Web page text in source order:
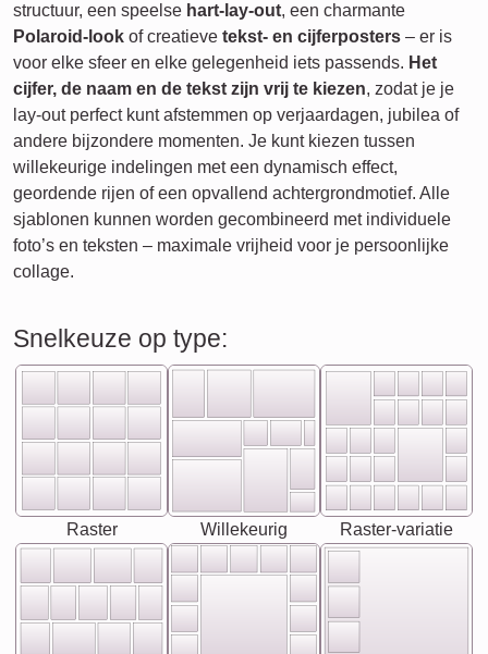
structuur, een speelse hart-lay-out, een charmante
Polaroid-look of creatieve tekst- en cijferposters – er is
voor elke sfeer en elke gelegenheid iets passends. Het
cijfer, de naam en de tekst zijn vrij te kiezen, zodat je je
lay-out perfect kunt afstemmen op verjaardagen, jubilea of
andere bijzondere momenten. Je kunt kiezen tussen
willekeurige indelingen met een dynamisch effect,
geordende rijen of een opvallend achtergrondmotief. Alle
sjablonen kunnen worden gecombineerd met individuele
foto’s en teksten – maximale vrijheid voor je persoonlijke
collage.
Snelkeuze op type:
Raster Willekeurig Raster-variatie